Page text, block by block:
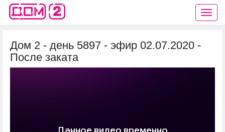
Дом 2 - день 5897 - эфир 02.07.2020 -
После заката